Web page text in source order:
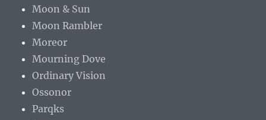
Moon & Sun
Moon Rambler
Moreor
Mourning Dove
Ordinary Vision
Ossonor
Parqks